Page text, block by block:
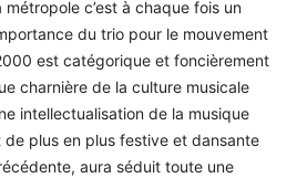
métropole c’est à chaque fois un
du trio pour le mouvement
est catégorique et foncièrement
charnière de la culture musicale
intellectualisation de la musique
de plus en plus festive et dansante
aura séduit toute une